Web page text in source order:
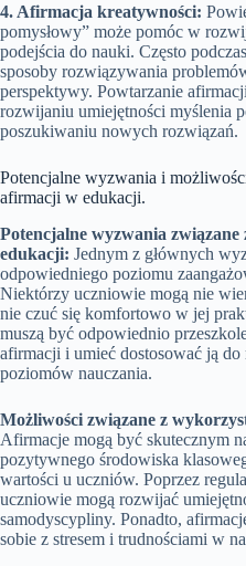
4. Afirmacja kreatywności:
pomysłowy” może pomóc w
podejścia do nauki. Często
sposoby rozwiązywania
perspektywy. Powtarzanie
rozwijaniu umiejętności myślenia
poszukiwaniu nowych rozwiązań.
Potencjalne wyzwania i
afirmacji w edukacji.
Potencjalne wyzwania
edukacji: Jednym z głównych
odpowiedniego poziomu
Niektórzy uczniowie mogą nie
nie czuć się komfortowo w jej
muszą być odpowiednio
afirmacji i umieć dostosować ją
poziomów nauczania.
Możliwości związane z
Afirmacje mogą być skutecznym
pozytywnego środowiska
wartości u uczniów. Poprzez
uczniowie mogą rozwijać
samodyscypliny. Ponadto,
sobie z stresem i trudnościami w